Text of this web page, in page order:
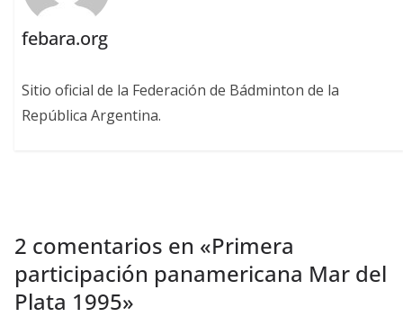
febara.org
Sitio oficial de la Federación de Bádminton de la
República Argentina.
2 comentarios en «Primera
participación panamericana Mar del
Plata 1995»